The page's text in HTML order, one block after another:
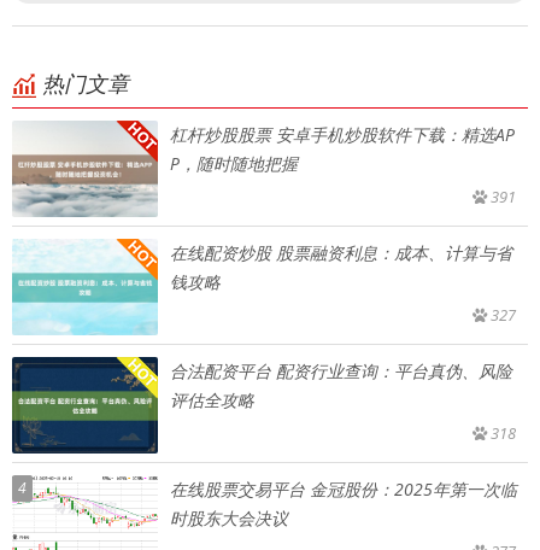
热门文章
杠杆炒股股票 安卓手机炒股软件下载：精选AP
P，随时随地把握
391
在线配资炒股 股票融资利息：成本、计算与省
钱攻略
327
合法配资平台 配资行业查询：平台真伪、风险
评估全攻略
318
4
在线股票交易平台 金冠股份：2025年第一次临
时股东大会决议